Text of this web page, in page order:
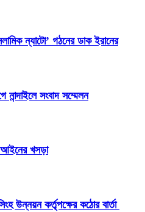
ন্যাটো’ গঠনের ডাক ইরানের
নান্দাইলে সংবাদ সম্মেলন
খসড়া
উন্নয়ন কর্তৃপক্ষের কঠোর বার্তা